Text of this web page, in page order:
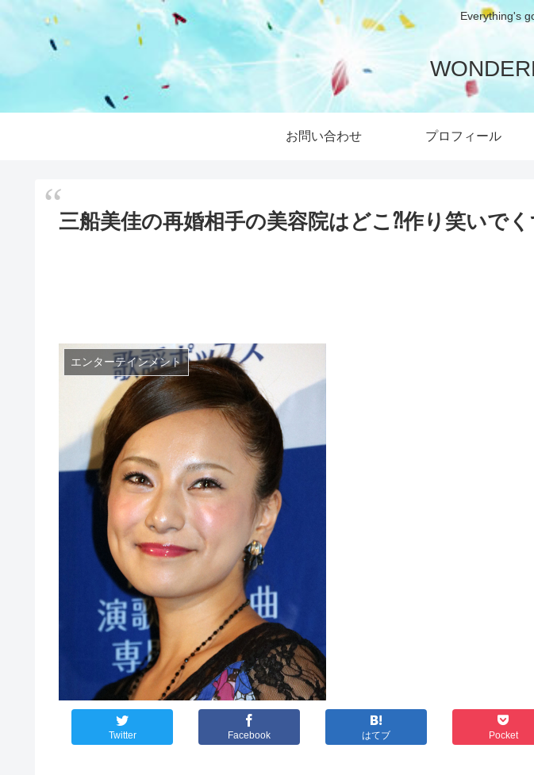
Everything's
お問い合わせ プロフィール
三船美佳の再婚相手の美容院はどこ⁈作り笑いで
エンターテインメント
Twitter Facebook はてブ Pocket